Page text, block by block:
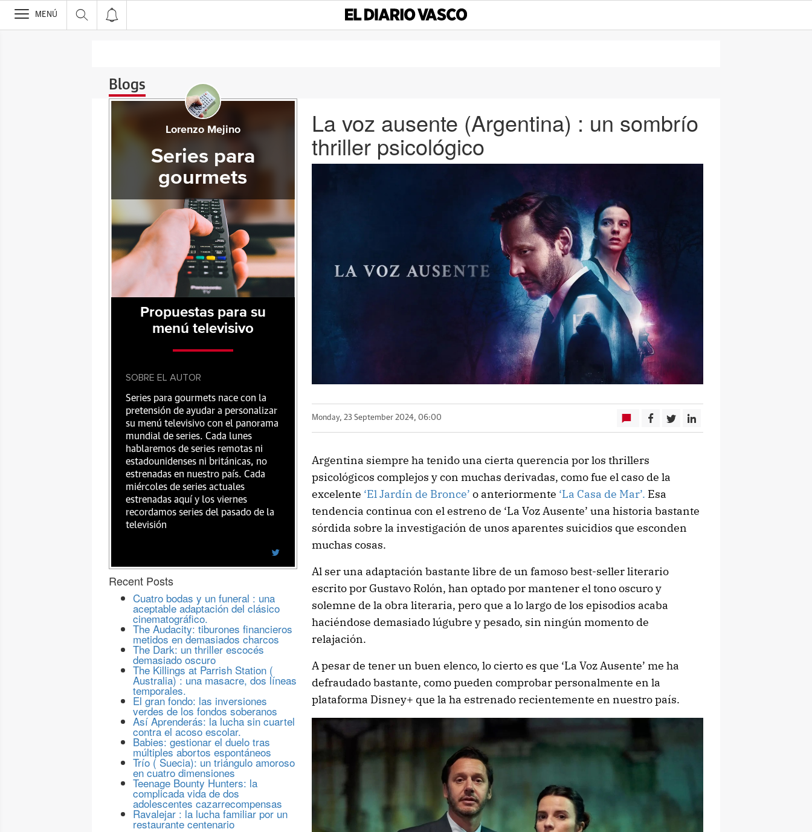
>
MENÚ
Blogs
La voz ausente (Argentina) : un sombrío
thriller psicológico
Monday, 23 September 2024, 06:00
Argentina siempre ha tenido una cierta querencia por los thrillers
psicológicos complejos y con muchas derivadas, como fue el caso de la
excelente ‘El Jardín de Bronce’ o anteriormente ‘La Casa de Mar’. Esa
tendencia continua con el estreno de ‘La Voz Ausente’ una historia bastante
sórdida sobre la investigación de unos aparentes suicidios que esconden
muchas cosas.
Al ser una adaptación bastante libre de un famoso best-seller literario
escrito por Gustavo Rolón, han optado por mantener el tono oscuro y
solemne de la obra literaria, pero que a lo largo de los episodios acaba
haciéndose demasiado lúgubre y pesado, sin ningún momento de
relajación.
A pesar de tener un buen elenco, lo cierto es que ‘La Voz Ausente’ me ha
defraudado bastante, como pueden comprobar personalmente en la
plataforma Disney+ que la ha estrenado recientemente en nuestro país.
Lorenzo Mejino
Series para
gourmets
Propuestas para su
menú televisivo
SOBRE EL AUTOR
Series para gourmets nace con la
pretensión de ayudar a personalizar
su menú televisivo con el panorama
mundial de series. Cada lunes
hablaremos de series remotas ni
estadounidenses ni británicas, no
estrenadas en nuestro país. Cada
miércoles de series actuales
estrenadas aquí y los viernes
recordamos series del pasado de la
televisión
Recent Posts
Cuatro bodas y un funeral : una
aceptable adaptación del clásico
cinematográfico.
The Audacity: tiburones financieros
metidos en demasiados charcos
The Dark: un thriller escocés
demasiado oscuro
The Killings at Parrish Station (
Australia) : una masacre, dos líneas
temporales.
El gran fondo: las inversiones
verdes de los fondos soberanos
Así Aprenderás: la lucha sin cuartel
contra el acoso escolar.
Babies: gestionar el duelo tras
múltiples abortos espontáneos
Trío ( Suecia): un triángulo amoroso
en cuatro dimensiones
Teenage Bounty Hunters: la
complicada vida de dos
adolescentes cazarrecompensas
Ravalejar : la lucha familiar por un
restaurante centenario